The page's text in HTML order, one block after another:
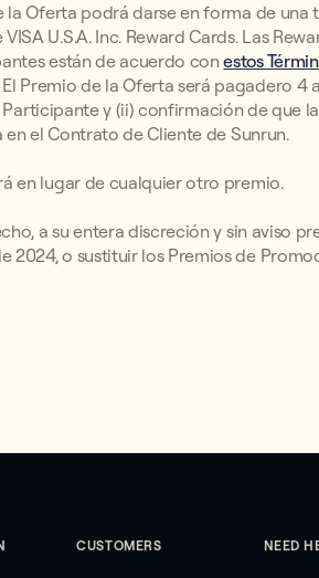
Oferta podrá darse en forma de una
U.S.A. Inc. Reward Cards. Las
están de acuerdo conestos
El Premio de la Oferta será pagadero 4
y (ii) confirmación de que
el Contrato de Cliente de Sunrun.
en lugar de cualquier otro premio.
a su entera discreción y sin aviso
o sustituir los Premios de
CUSTOMERS NEED